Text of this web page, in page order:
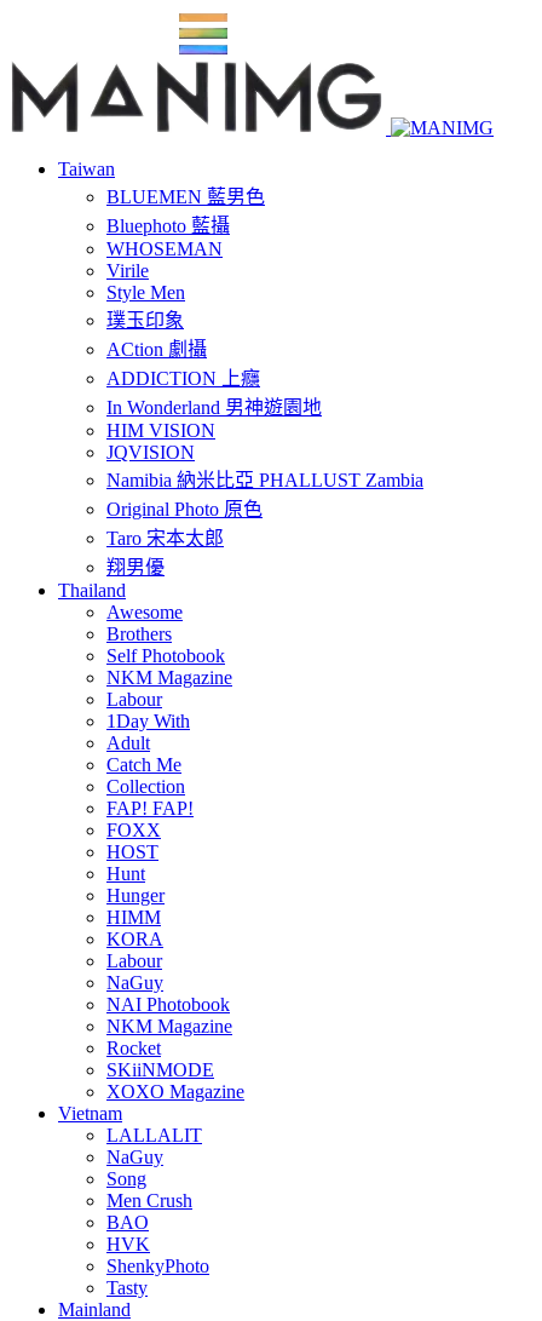
Taiwan
BLUEMEN 藍男色
Bluephoto 藍攝
WHOSEMAN
Virile
Style Men
璞玉印象
ACtion 劇攝
ADDICTION 上癮
In Wonderland 男神遊園地
HIM VISION
JQVISION
Namibia 納米比亞 PHALLUST Zambia
Original Photo 原色
Taro 宋本太郎
翔男優
Thailand
Awesome
Brothers
Self Photobook
NKM Magazine
Labour
1Day With
Adult
Catch Me
Collection
FAP! FAP!
FOXX
HOST
Hunt
Hunger
HIMM
KORA
Labour
NaGuy
NAI Photobook
NKM Magazine
Rocket
SKiiNMODE
XOXO Magazine
Vietnam
LALLALIT
NaGuy
Song
Men Crush
BAO
HVK
ShenkyPhoto
Tasty
Mainland